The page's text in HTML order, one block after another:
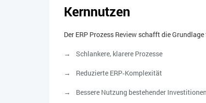
Kernnutzen
Der ERP Prozess Review schafft die Grundlage
Schlankere, klarere Prozesse
Reduzierte ERP‑Komplexität
Bessere Nutzung bestehender Investitionen